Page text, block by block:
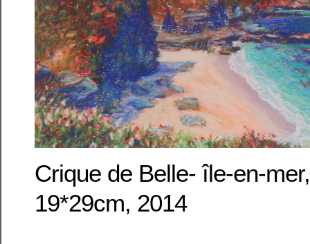
Crique de Belle- île-en-
19*29cm, 2014